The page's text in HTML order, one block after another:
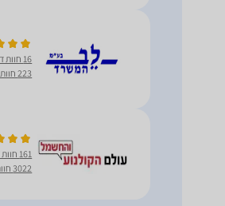
16 חוות דעת בשנה האחרונה
223 חוות דעת בסך הכל
161 חוות דעת בשנה האחרונה
3022 חוות דעת בסך הכל